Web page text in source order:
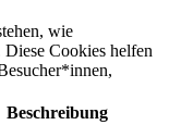
wie
Cookies helfen
Beschreibung